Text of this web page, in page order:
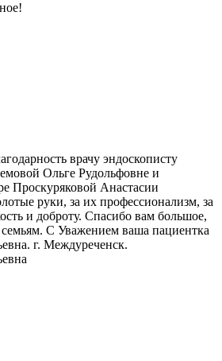
врачу эндоскописту
Ольге Рудольфовне и
Проскуряковой Анастасии
руки, за их профессионализм, за
и доброту. Спасибо вам большое,
С Уважением ваша пациентка
г. Междуреченск.